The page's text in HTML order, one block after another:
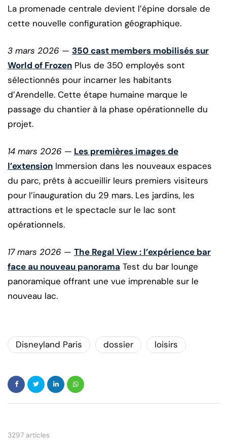
La promenade centrale devient l’épine dorsale de
cette nouvelle configuration géographique.
3 mars 2026 — 350 cast members mobilisés sur
World of Frozen Plus de 350 employés sont
sélectionnés pour incarner les habitants
d’Arendelle. Cette étape humaine marque le
passage du chantier à la phase opérationnelle du
projet.
14 mars 2026 — Les premières images de
l’extension Immersion dans les nouveaux espaces
du parc, prêts à accueillir leurs premiers visiteurs
pour l’inauguration du 29 mars. Les jardins, les
attractions et le spectacle sur le lac sont
opérationnels.
17 mars 2026 — The Regal View : l’expérience bar
face au nouveau panorama Test du bar lounge
panoramique offrant une vue imprenable sur le
nouveau lac.
Disneyland Paris dossier loisirs
3297 articles